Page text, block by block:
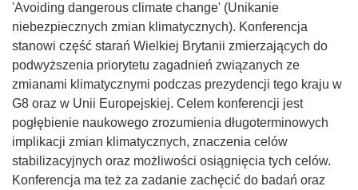
'Avoiding dangerous climate change' (Unikanie
niebezpiecznych zmian klimatycznych). Konferencja
stanowi część starań Wielkiej Brytanii zmierzających do
podwyższenia priorytetu zagadnień związanych ze
zmianami klimatycznymi podczas prezydencji tego kraju w
G8 oraz w Unii Europejskiej. Celem konferencji jest
pogłębienie naukowego zrozumienia długoterminowych
implikacji zmian klimatycznych, znaczenia celów
stabilizacyjnych oraz możliwości osiągnięcia tych celów.
Konferencja ma też za zadanie zachęcić do badań oraz